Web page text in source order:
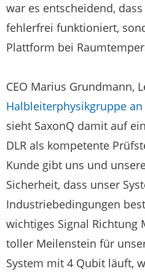
war es entscheidend,
fehlerfrei funktioniert,
Plattform bei
CEO Marius Grundmann,
Halbleiterphysikgruppe
sieht SaxonQ damit auf
DLR als kompetente
Kunde gibt uns und
Sicherheit, dass unser
Industriebedingungen
wichtiges Signal Richtung
toller Meilenstein für
System mit 4 Qubit läuft,